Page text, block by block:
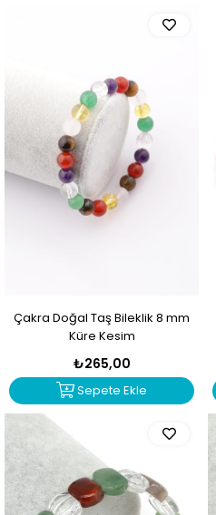
Çakra Doğal Taş Bileklik 8 mm
Küre Kesim
₺265,00
Sepete Ekle